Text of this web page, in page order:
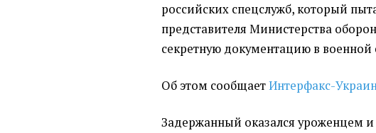
российских спецслужб, который
представителя Министерства
секретную документацию в военной
Об этом сообщаетИнтерфакс-
Задержанный оказался уроженцем